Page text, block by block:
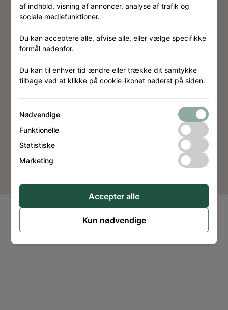
Om Stigsborg
Ansvarsfraskrivelse
Privatlivspolitik
Cookiepolitik
af indhold, visning af annoncer, analyse af trafik og
sociale mediefunktioner.
Du kan acceptere alle, afvise alle, eller vælge specifikke
formål nedenfor.
Du kan til enhver tid ændre eller trække dit samtykke
tilbage ved at klikke på cookie-ikonet nederst på siden.
Nødvendige
Funktionelle
Statistiske
Marketing
Kun nødvendige
Accepter alle